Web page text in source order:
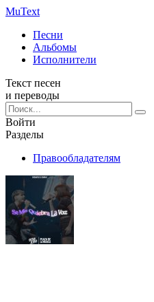
MuText
Песни
Альбомы
Исполнители
Текст песен
и переводы
Войти
Разделы
Правообладателям